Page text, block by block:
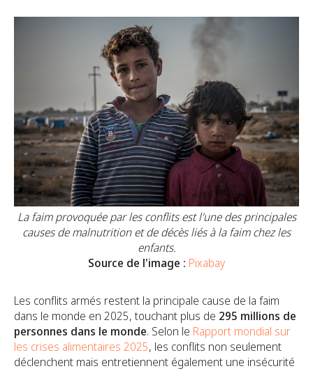
La faim provoquée par les conflits est l'une des principales
causes de malnutrition et de décès liés à la faim chez les
enfants.
Source de l'image : Pixabay
Les conflits armés restent la principale cause de la faim
dans le monde en 2025, touchant plus de 295 millions de
personnes dans le monde. Selon le Rapport mondial sur
les crises alimentaires 2025, les conflits non seulement
déclenchent mais entretiennent également une insécurité